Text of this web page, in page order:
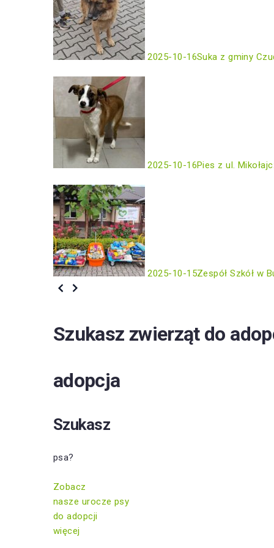
2025-10-16Suka z gminy
2025-10-16Pies z ul.
2025-10-15Zespół Szkół w
Szukasz zwierząt do
adopcja
Szukasz
psa?
Zobacz
nasze urocze psy
do adopcji
więcej